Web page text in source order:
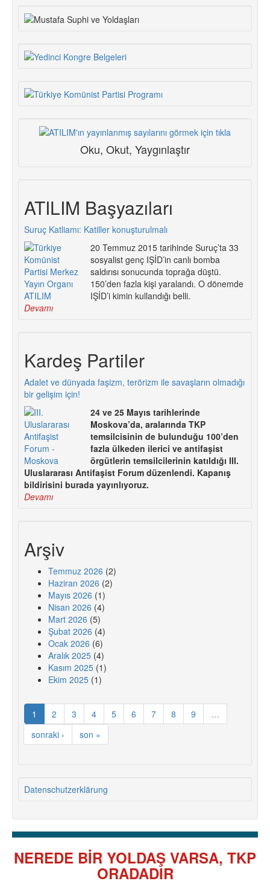
Oku, Okut, Yaygınlaştır
ATILIM Başyazıları
Suruç Katliamı: Katiller konuşturulmalı
20 Temmuz 2015 tarihinde Suruç’ta 33
sosyalist genç IŞİD’in canlı bomba
saldırısı sonucunda toprağa düştü.
150’den fazla kişi yaralandı. O dönemde
IŞİD’i kimin kullandığı belli.
Devamı
Kardeş Partiler
Adalet ve dünyada faşizm, terörizm ile savaşların olmadığı
bir gelişim için!
24 ve 25 Mayıs tarihlerinde
Moskova’da, aralarında TKP
temsilcisinin de bulunduğu 100’den
fazla ülkeden ilerici ve antifaşist
örgütlerin temsilcilerinin katıldığı III.
Uluslararası Antifaşist Forum düzenlendi. Kapanış
bildirisini burada yayınlıyoruz.
Devamı
Arşiv
Temmuz 2026 (2)
Haziran 2026 (2)
Mayıs 2026 (1)
Nisan 2026 (4)
Mart 2026 (5)
Şubat 2026 (4)
Ocak 2026 (6)
Aralık 2025 (4)
Kasım 2025 (1)
Ekim 2025 (1)
1 2 3 4 5 6 7 8 9
…
sonraki ›
son »
Datenschutzerklärung
NEREDE BİR YOLDAŞ VARSA, TKP
ORADADIR